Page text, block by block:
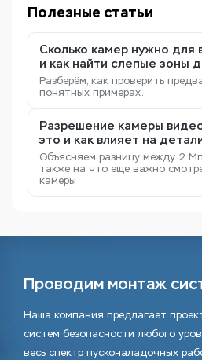
Полезные статьи
Сколько камер нужно
и как найти слепые зоны
Разберём, как проверить
понятных примерах.
Разрешение камеры
это и как влияет на
Объясняем разницу между 2
также на что еще важно
камеры
Проводим монтаж
Наша компания предлагает
систем безопасности любого
весь спектр пусконаладочных